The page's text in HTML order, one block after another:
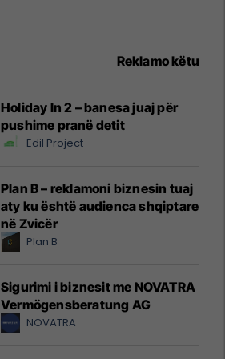
Reklamo këtu
Holiday In 2 – banesa juaj për
pushime pranë detit
Edil Project
Plan B – reklamoni biznesin tuaj
aty ku është audienca shqiptare
në Zvicër
Plan B
Sigurimi i biznesit me NOVATRA
Vermögensberatung AG
NOVATRA